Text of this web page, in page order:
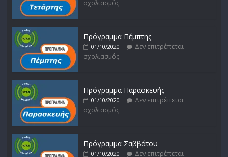
σχολιασμός
Πρόγραμμα Πέμπτης
01/10/2020
Δεν επιτρέπεται
σχολιασμός
Πρόγραμμα Παρασκευής
01/10/2020
Δεν επιτρέπεται
σχολιασμός
Πρόγραμμα Σαββάτου
01/10/2020
Δεν επιτρέπεται